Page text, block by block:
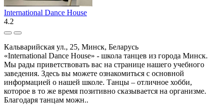
International Dance House
4.2
Кальварийская ул., 25, Минск, Беларусь
«International Dance House» - школа танцев из города Минск.
Мы рады приветствовать вас на странице нашего учебного
заведения. Здесь вы можете ознакомиться с основной
информацией о нашей школе. Танцы – отличное хобби,
которое в то же время позитивно сказывается на организме.
Благодаря танцам можн..